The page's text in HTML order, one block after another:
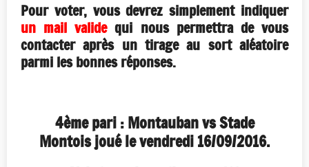
Pour voter, vous devrez simplement indiquer
un mail validequi nous permettra de vous
contacter après un tirage au sort aléatoire
parmi les bonnes réponses.
4ème pari : Montauban vs Stade
Montois joué le vendredi 16/09/2016.